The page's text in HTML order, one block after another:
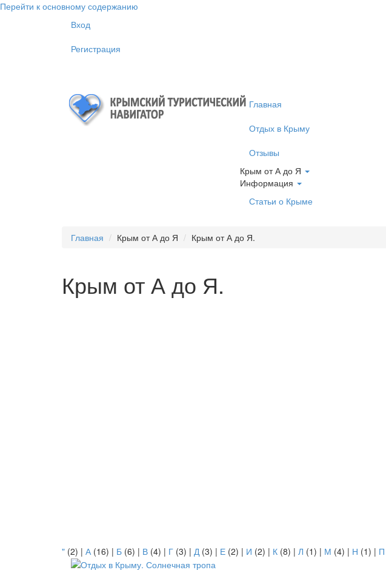
Перейти к основному содержанию
Вход
Регистрация
Главная
Отдых в Крыму
Отзывы
Крым от А до Я
Информация
Статьи о Крыме
Главная Крым от А до Я Крым от А до Я.
Крым от А до Я.
" (2) | А(16) | Б (6) | В (4) | Г (3) | Д(3) | Е (2) | И (2) | К (8) | Л (1) | М (4) | Н (1) | П